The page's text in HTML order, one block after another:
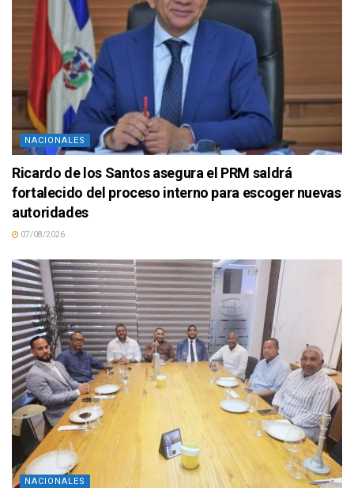
NACIONALES
Ricardo de los Santos asegura el PRM saldrá
fortalecido del proceso interno para escoger nuevas
autoridades
07/08/2026
NACIONALES